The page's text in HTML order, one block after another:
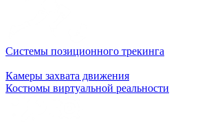
Системы позиционного трекинга
Камеры захвата движения
Костюмы виртуальной реальности